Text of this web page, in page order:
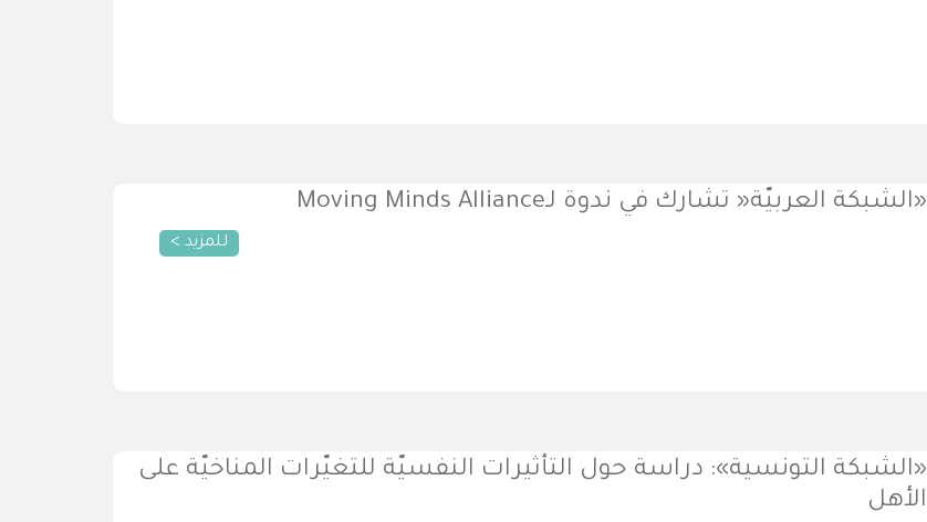
«الشبكة العربيّة« تشارك في ندوة لـMoving Minds Alliance
للمزيد >
«الشبكة التونسية»: دراسة حول التأثيرات النفسيّة للتغيّرات المناخيّة على
الأهل